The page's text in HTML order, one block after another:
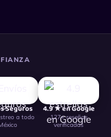
Seguros
a todo
4.9 ★ en Google
127+ reseñas
verificadas